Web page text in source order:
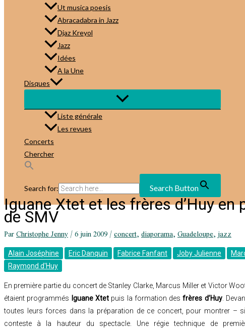
Ut musica poesis
Abracadabra in Jazz
Djaz Kreyol
Jazz
Idées
A la Une
Disques
Liste générale
Les revues
Concerts
Chercher
Search for: Search Button
Iguane Xtet et les frères d’Huy en
de SMV
ParChristophe Jenny/6 juin 2009/concert,diaporama,Guadeloupe,jazz
Alain Joséphine Eric Danquin Fabrice Fanfant Joby Julienne
Raymond d'Huy
En première partie du concert de Stanley Clarke, Marcus Miller et Victor
étaient programmés Iguane Xtetpuis la formation desfrères d’Huy.
toutes leurs forces dans la préparation de ce concert, pour montrer –
conteste à la hauteur du spectacle. Une régie technique de